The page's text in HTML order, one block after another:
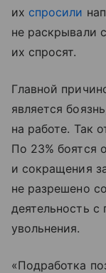
их спросили
не раскрывали
их спросят.
Главной
является
на работе. Так
По 23% боятся
и сокращения
не разрешено
деятельность с
увольнения.
«Подработка